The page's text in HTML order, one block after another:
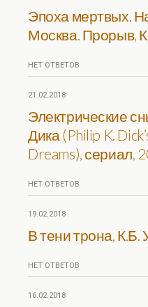
Эпоха мертвых.
Москва. Прорыв,
НЕТ ОТВЕТОВ
21.02.2018
Электрические
Дика (Philip K.
Dreams), сериал,
НЕТ ОТВЕТОВ
19.02.2018
В тени трона, К.Б.
НЕТ ОТВЕТОВ
16.02.2018